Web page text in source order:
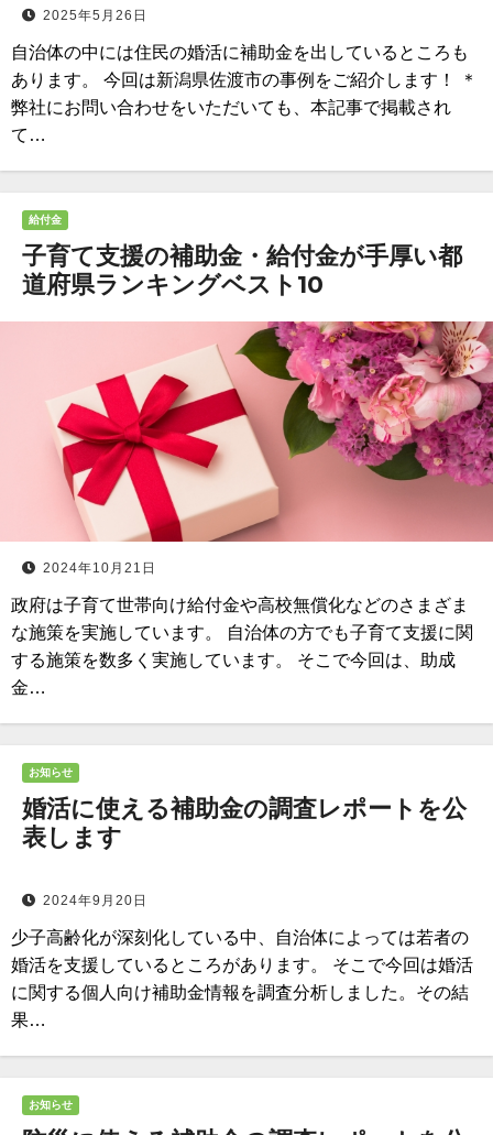
2025年5月26日
自治体の中には住民の婚活に補助金を出しているところも
あります。 今回は新潟県佐渡市の事例をご紹介します！ ＊
弊社にお問い合わせをいただいても、本記事で掲載され
て…
給付金
子育て支援の補助金・給付金が手厚い都
道府県ランキングベスト10
2024年10月21日
政府は子育て世帯向け給付金や高校無償化などのさまざま
な施策を実施しています。 自治体の方でも子育て支援に関
する施策を数多く実施しています。 そこで今回は、助成
金…
お知らせ
婚活に使える補助金の調査レポートを公
表します
2024年9月20日
少子高齢化が深刻化している中、自治体によっては若者の
婚活を支援しているところがあります。 そこで今回は婚活
に関する個人向け補助金情報を調査分析しました。その結
果…
お知らせ